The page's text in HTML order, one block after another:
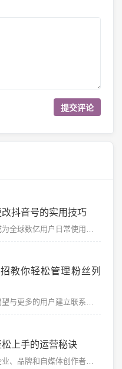
抖音号的实用技巧
教你轻松管理粉丝列
在当今的社交媒体时代，每个人都渴望与更多的用户建立联系，尤其是在像今日头条这样的平台上。拥有大量粉丝...
上手的运营秘诀
如今，微信公众号已经成为了各大企业、品牌和自媒体创作者的重要推广渠道。微信拥有庞大的用户群体，微信公...